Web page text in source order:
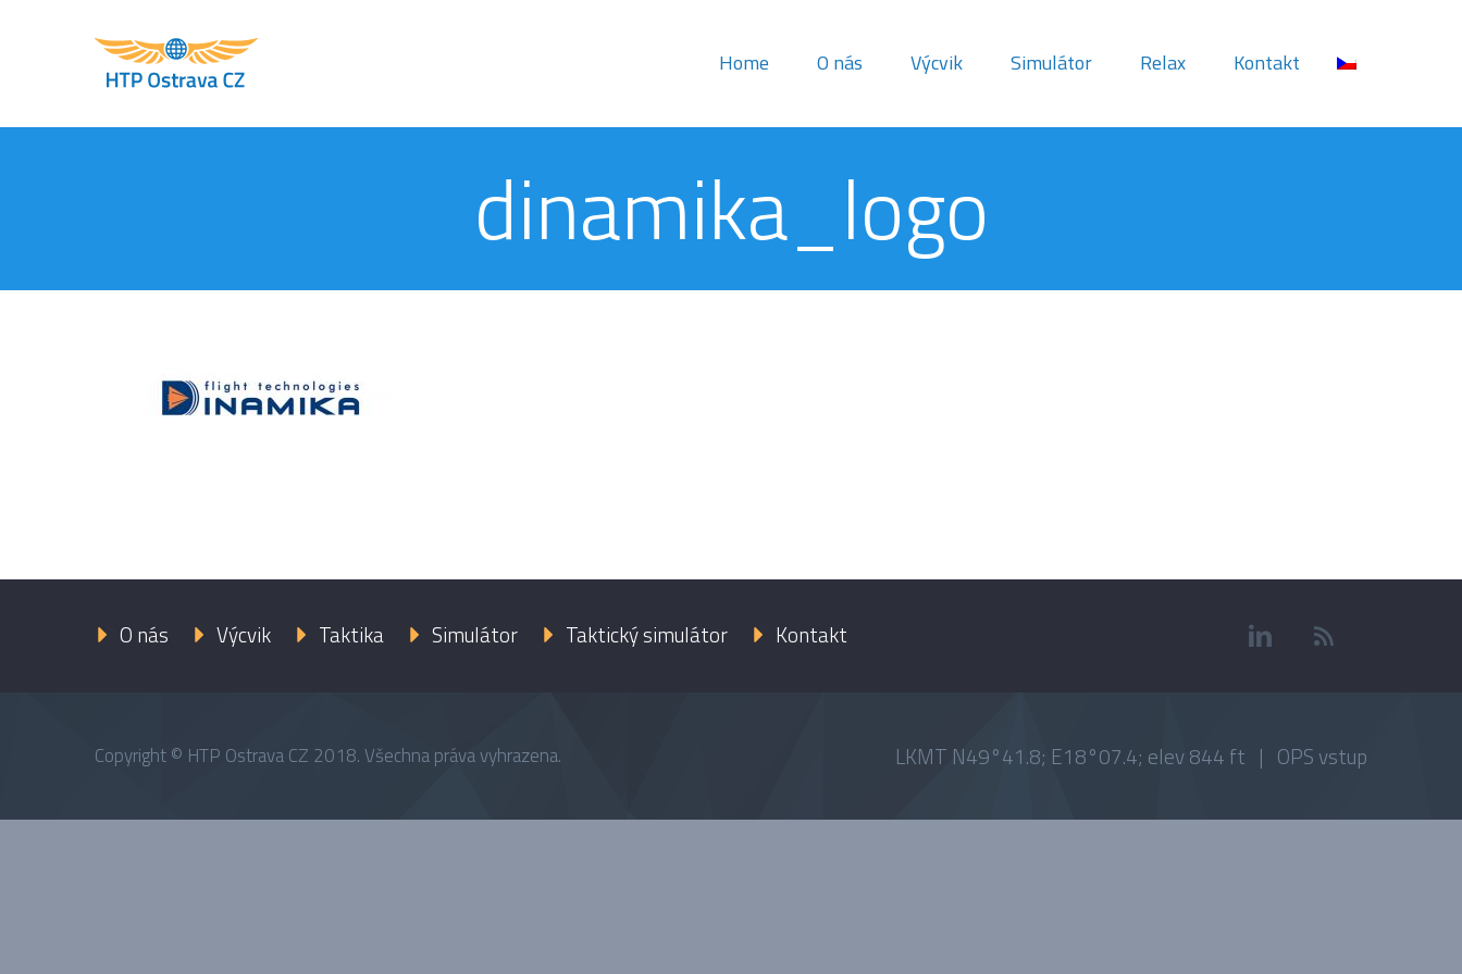
Home O nás Výcvik Simulátor Relax Kontakt
dinamika_logo
O nás Výcvik Taktika Simulátor Taktický simulátor Kontakt
Copyright © HTP Ostrava CZ 2018. Všechna práva vyhrazena. LKMT N49°41.8; E18°07.4; elev 844 ft | OPS vstup